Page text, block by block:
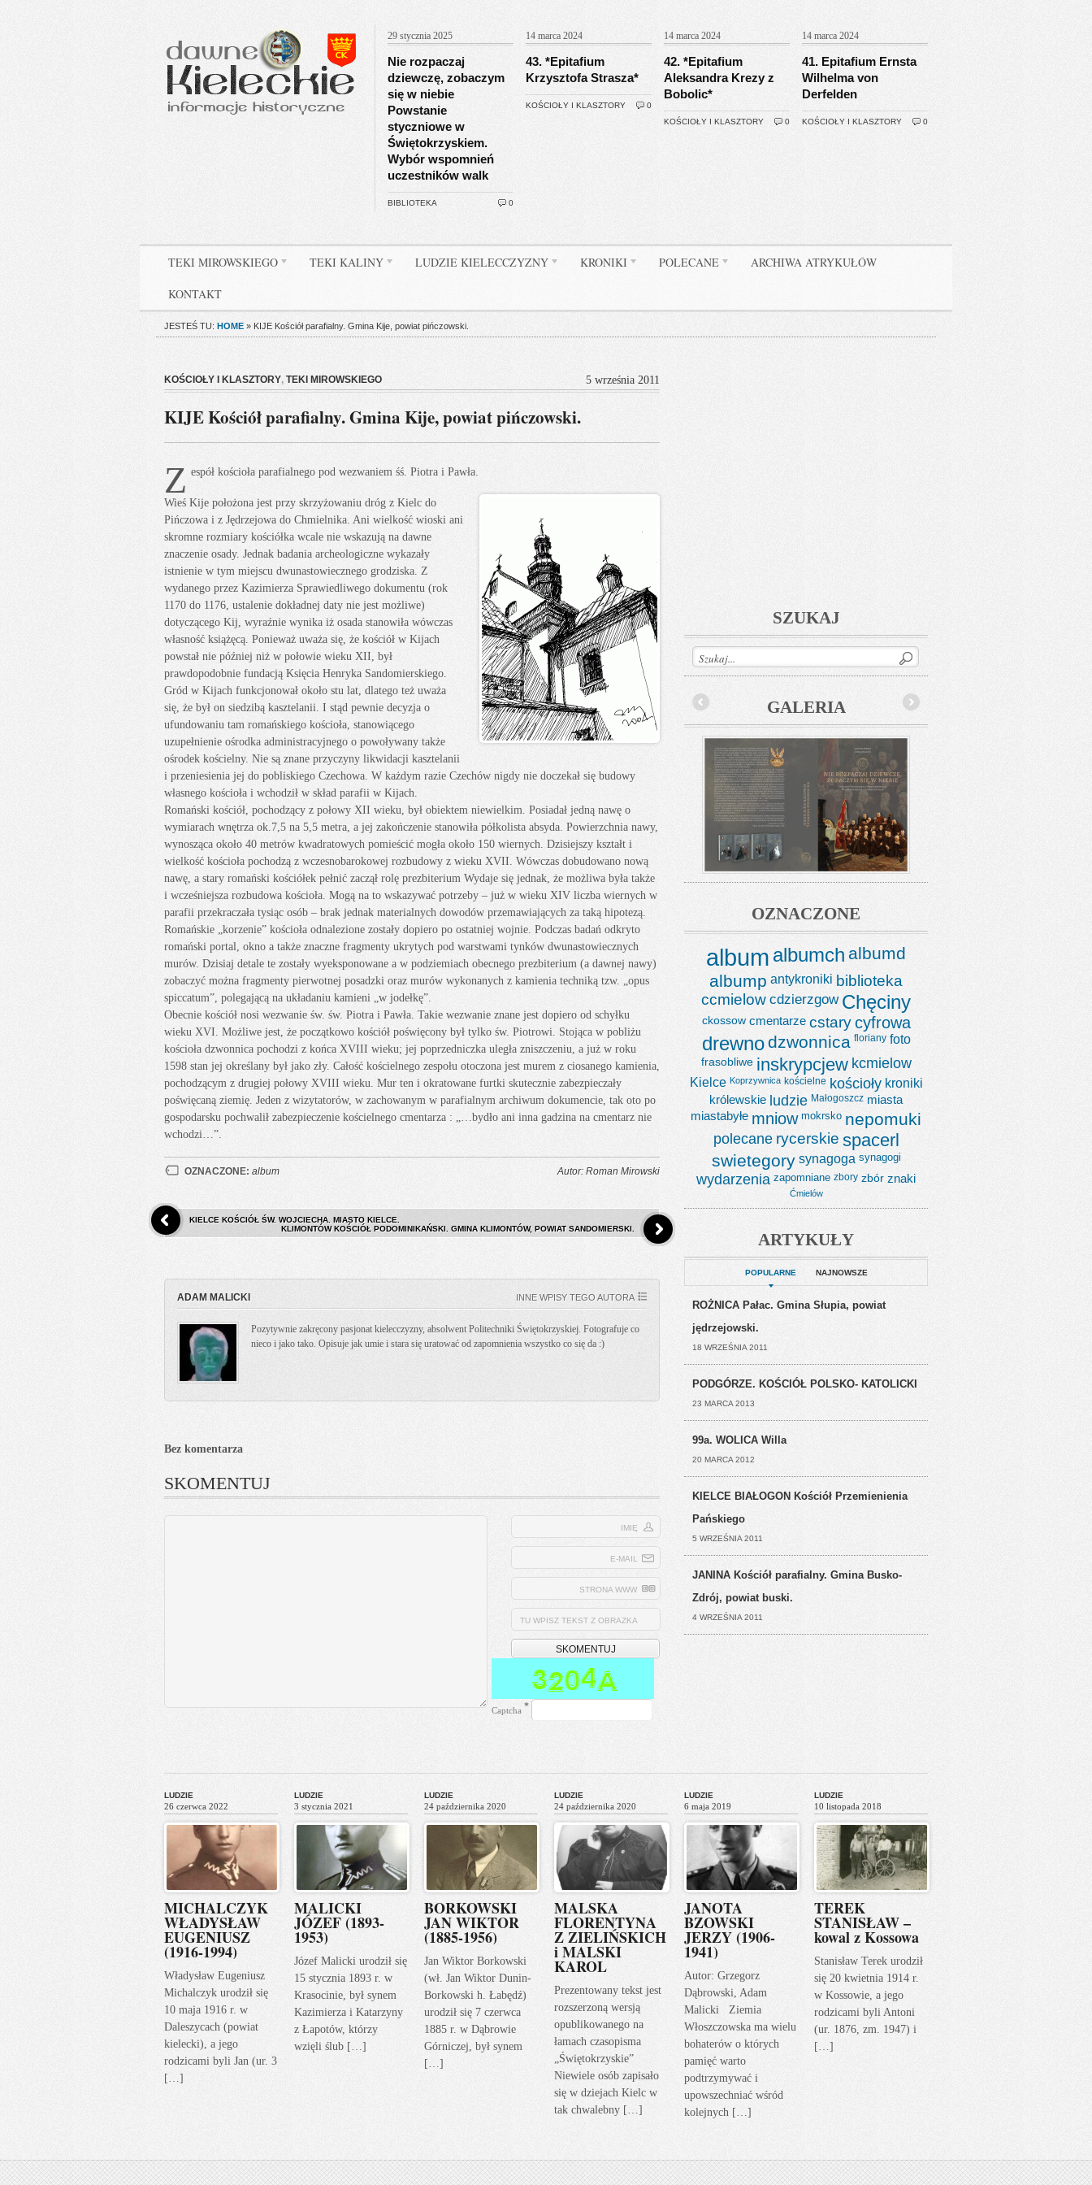
29 stycznia 2025
Nie rozpaczaj
dziewczę, zobaczym
się w niebie
Powstanie
styczniowe w
Świętokrzyskiem.
Wybór wspomnień
uczestników walk
BIBLIOTEKA 0
14 marca 2024
43. *Epitafium
Krzysztofa Strasza*
KOŚCIOŁY I KLASZTORY 0
14 marca 2024
42. *Epitafium
Aleksandra Krezy z
Bobolic*
KOŚCIOŁY I KLASZTORY 0
14 marca 2024
41. Epitafium Ernsta
Wilhelma von
Derfelden
KOŚCIOŁY I KLASZTORY 0
TEKI MIROWSKIEGO TEKI KALINY LUDZIE KIELECCZYZNY KRONIKI POLECANE ARCHIWA ATRYKUŁÓW
KONTAKT
JESTEŚ TU: HOME » KIJE Kościół parafialny. Gmina Kije, powiat pińczowski.
KOŚCIOŁY I KLASZTORY, TEKI MIROWSKIEGO 5 września 2011
KIJE Kościół parafialny. Gmina Kije, powiat pińczowski.
Z espół kościoła parafialnego pod wezwaniem śś. Piotra i Pawła.
Wieś Kije położona jest przy skrzyżowaniu dróg z Kielc do
Pińczowa i z Jędrzejowa do Chmielnika. Ani wielkość wioski ani
skromne rozmiary kościółka wcale nie wskazują na dawne
znaczenie osady. Jednak badania archeologiczne wykazały
istnienie w tym miejscu dwunastowiecznego grodziska. Z
wydanego przez Kazimierza Sprawiedliwego dokumentu (rok
1170 do 1176, ustalenie dokładnej daty nie jest możliwe)
dotyczącego Kij, wyraźnie wynika iż osada stanowiła wówczas
własność książęcą. Ponieważ uważa się, że kościół w Kijach
powstał nie później niż w połowie wieku XII, był
prawdopodobnie fundacją Księcia Henryka Sandomierskiego.
Gród w Kijach funkcjonował około stu lat, dlatego też uważa
się, że był on siedzibą kasztelanii. I stąd pewnie decyzja o
ufundowaniu tam romańskiego kościoła, stanowiącego
uzupełnienie ośrodka administracyjnego o powoływany także
ośrodek kościelny. Nie są znane przyczyny likwidacji kasztelanii
i przeniesienia jej do pobliskiego Czechowa. W każdym razie Czechów nigdy nie doczekał się budowy
własnego kościoła i wchodził w skład parafii w Kijach.
Romański kościół, pochodzący z połowy XII wieku, był obiektem niewielkim. Posiadał jedną nawę o
wymiarach wnętrza ok.7,5 na 5,5 metra, a jej zakończenie stanowiła półkolista absyda. Powierzchnia nawy,
wynosząca około 40 metrów kwadratowych pomieścić mogła około 150 wiernych. Dzisiejszy kształt i
wielkość kościoła pochodzą z wczesnobarokowej rozbudowy z wieku XVII. Wówczas dobudowano nową
nawę, a stary romański kościółek pełnić zaczął rolę prezbiterium Wydaje się jednak, że możliwa była także
i wcześniejsza rozbudowa kościoła. Mogą na to wskazywać potrzeby – już w wieku XIV liczba wiernych w
parafii przekraczała tysiąc osób – brak jednak materialnych dowodów przemawiających za taką hipotezą.
Romańskie „korzenie” kościoła odnalezione zostały dopiero po ostatniej wojnie. Podczas badań odkryto
romański portal, okno a także znaczne fragmenty ukrytych pod warstwami tynków dwunastowiecznych
murów. Dzisiaj detale te zostały wyeksponowane a w podziemiach obecnego prezbiterium (a dawnej nawy)
zobaczyć można fragmenty pierwotnej posadzki oraz murów wykonanych z kamienia techniką tzw. „opus
spiccatum”, polegającą na układaniu kamieni „w jodełkę”.
Obecnie kościół nosi wezwanie św. św. Piotra i Pawła. Takie wezwanie znane jest dopiero od schyłku
wieku XVI. Możliwe jest, że początkowo kościół poświęcony był tylko św. Piotrowi. Stojąca w pobliżu
kościoła dzwonnica pochodzi z końca XVIII wieku; jej poprzedniczka uległa zniszczeniu, a już w roku
1598 stan jej określany był jako zły. Całość kościelnego zespołu otoczona jest murem z ciosanego kamienia,
pochodzącym z drugiej połowy XVIII wieku. Mur ten i okratowane furtki skutecznie zabezpieczały
poświęcaną ziemię. Jeden z wizytatorów, w zachowanym w parafialnym archiwum dokumencie, tak oto po
gospodarsku pochwalił zabezpieczenie kościelnego cmentarza : „…bydło ani inna gadzina na cmentarz nie
wchodzi…”.
OZNACZONE: album Autor: Roman Mirowski
KIELCE KOŚCIÓŁ ŚW. WOJCIECHA. MIASTO KIELCE.
KLIMONTÓW KOŚCIÓŁ PODOMINIKAŃSKI. GMINA KLIMONTÓW, POWIAT SANDOMIERSKI.
ADAM MALICKI INNE WPISY TEGO AUTORA
Pozytywnie zakręcony pasjonat kielecczyzny, absolwent Politechniki Świętokrzyskiej. Fotografuje co
nieco i jako tako. Opisuje jak umie i stara się uratować od zapomnienia wszystko co się da :)
Bez komentarza
SKOMENTUJ
IMIĘ
E-MAIL
STRONA WWW
TU WPISZ TEKST Z OBRAZKA
Captcha *
SZUKAJ
GALERIA
OZNACZONE
album albumch albumd
albump antykroniki biblioteka
ccmielow cdzierzgow Chęciny
ckossow cmentarze cstary cyfrowa
drewnodzwonnica floriany foto
frasobliwe inskrypcjew kcmielow
Kielce Koprzywnica kościelne kościoły kroniki
królewskie ludzie Małogoszcz miasta
miastabyłe mniow mokrsko nepomuki
polecane rycerskie spacerl
swietegory synagoga synagogi
wydarzenia zapomniane zbory zbór znaki
Ćmielów
ARTYKUŁY
POPULARNE NAJNOWSZE
ROŻNICA Pałac. Gmina Słupia, powiat
jędrzejowski.
18 WRZEŚNIA 2011
PODGÓRZE. KOŚCIÓŁ POLSKO- KATOLICKI
23 MARCA 2013
99a. WOLICA Willa
20 MARCA 2012
KIELCE BIAŁOGON Kościół Przemienienia
Pańskiego
5 WRZEŚNIA 2011
JANINA Kościół parafialny. Gmina Busko-
Zdrój, powiat buski.
4 WRZEŚNIA 2011
LUDZIE
26 czerwca 2022
MICHALCZYK
WŁADYSŁAW
EUGENIUSZ
(1916-1994)
Władysław Eugeniusz
Michalczyk urodził się
10 maja 1916 r. w
Daleszycach (powiat
kielecki), a jego
rodzicami byli Jan (ur. 3
[…]
LUDZIE
3 stycznia 2021
MALICKI
JÓZEF (1893-
1953)
Józef Malicki urodził się
15 stycznia 1893 r. w
Krasocinie, był synem
Kazimierza i Katarzyny
z Łapotów, którzy
wzięli ślub […]
LUDZIE
24 października 2020
BORKOWSKI
JAN WIKTOR
(1885-1956)
Jan Wiktor Borkowski
(wł. Jan Wiktor Dunin-
Borkowski h. Łabędź)
urodził się 7 czerwca
1885 r. w Dąbrowie
Górniczej, był synem
[…]
LUDZIE
24 października 2020
MALSKA
FLORENTYNA
Z ZIELIŃSKICH
i MALSKI
KAROL
Prezentowany tekst jest
rozszerzoną wersją
opublikowanego na
łamach czasopisma
„Świętokrzyskie”
Niewiele osób zapisało
się w dziejach Kielc w
tak chwalebny […]
LUDZIE
6 maja 2019
JANOTA
BZOWSKI
JERZY (1906-
1941)
Autor: Grzegorz
Dąbrowski, Adam
Malicki Ziemia
Włoszczowska ma wielu
bohaterów o których
pamięć warto
podtrzymywać i
upowszechniać wśród
kolejnych […]
LUDZIE
10 listopada 2018
TEREK
STANISŁAW –
kowal z Kossowa
Stanisław Terek urodził
się 20 kwietnia 1914 r.
w Kossowie, a jego
rodzicami byli Antoni
(ur. 1876, zm. 1947) i
[…]